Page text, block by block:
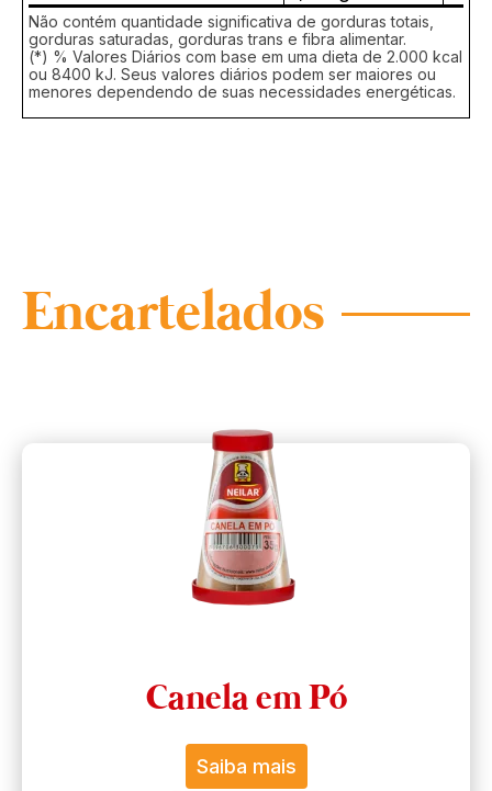
Não contém quantidade significativa de gorduras totais,
gorduras saturadas, gorduras trans e fibra alimentar.
(*) % Valores Diários com base em uma dieta de 2.000 kcal
ou 8400 kJ. Seus valores diários podem ser maiores ou
menores dependendo de suas necessidades energéticas.
Encartelados
Canela em Pó
Saiba mais